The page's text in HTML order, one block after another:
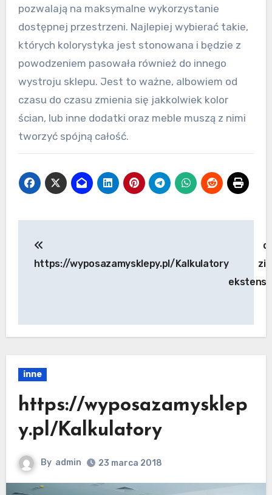
pozwalają na maksymalne wykorzystanie
dostępnej przestrzeni. Najlepiej wybierać takie,
których kolorystyka jest stonowana i będzie z
powodzeniem pasowała również do innego
wystroju sklepu. Jest to ważne, albowiem od
czasu do czasu zmienia się jakkolwiek kolor
ścian, lub inne dodatki oraz meble muszą z nimi
tworzyć spójną całość.
wpisu
https://wyposazamysklepy.pl/Kalkulatory
inne
https://wyposazamysklep
y.pl/Kalkulatory
By admin 23 marca 2018